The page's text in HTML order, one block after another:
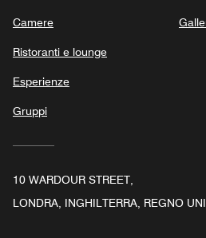
Camere
Ristoranti e lounge
Esperienze
Gruppi
10 WARDOUR STREET,
LONDRA, INGHILTERRA, REGNO